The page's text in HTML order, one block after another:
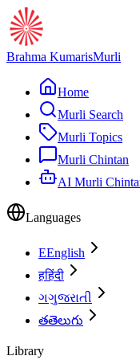
Brahma KumarisMurli
Home
Murli Search
Murli Topics
Murli Chintan
AI Murli
Languages
EEnglish
हहिंदी
ગગુજરાતી
తతెలుగు
Library